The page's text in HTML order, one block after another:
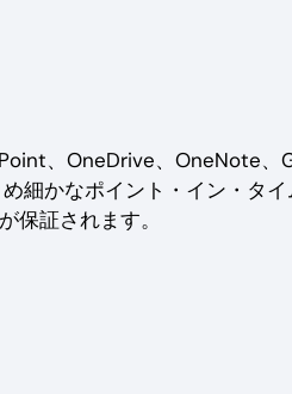
、OneDrive、OneNote、
細かなポイント・イン・タ
保証されます。